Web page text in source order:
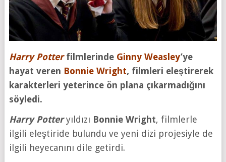
Harry Potter filmlerinde Ginny Weasley’ye
hayat veren Bonnie Wright, filmleri eleştirerek
karakterleri yeterince ön plana çıkarmadığını
söyledi.
Harry Potter yıldızı Bonnie Wright, filmlerle
ilgili eleştiride bulundu ve yeni dizi projesiyle de
ilgili heyecanını dile getirdi.